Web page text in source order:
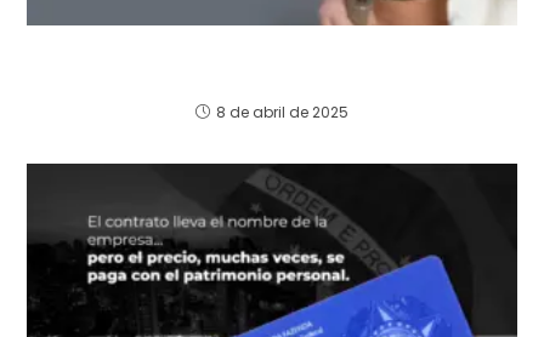
8 de abril de 2025